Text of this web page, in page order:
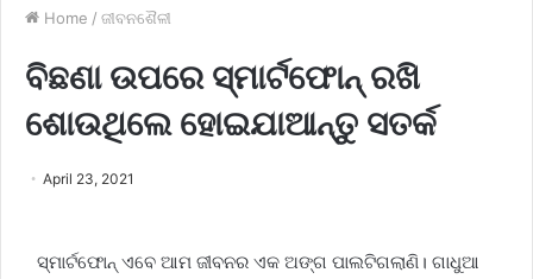
Home / ଜୀବନଶୈଳୀ
ବିଛଣା ଉପରେ ସ୍ମାର୍ଟଫୋନ୍ ରଖି
ଶୋଉଥିଲେ ହୋଇଯାଆନ୍ତୁ ସତର୍କ
April 23, 2021
ସ୍ମାର୍ଟଫୋନ୍ ଏବେ ଆମ ଜୀବନର ଏକ ଅଙ୍ଗ ପାଲଟିଗଲାଣି। ଗାଧୁଆ